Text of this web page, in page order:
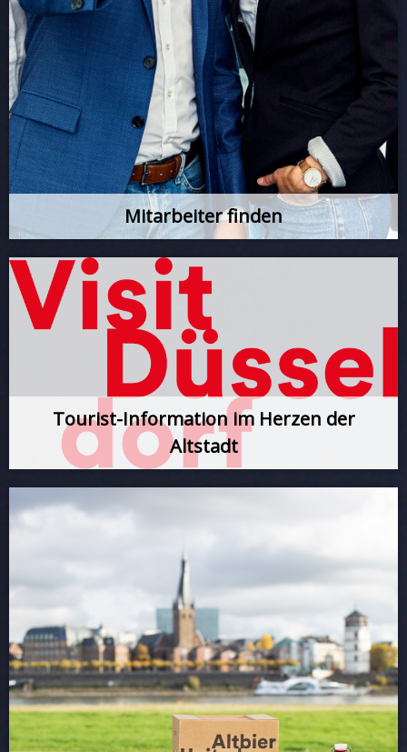
Mitarbeiter finden
Tourist-Information im Herzen der
Altstadt